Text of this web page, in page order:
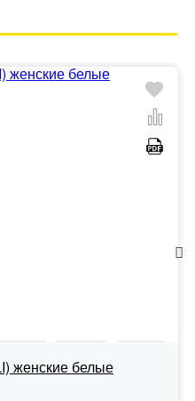
женские белые